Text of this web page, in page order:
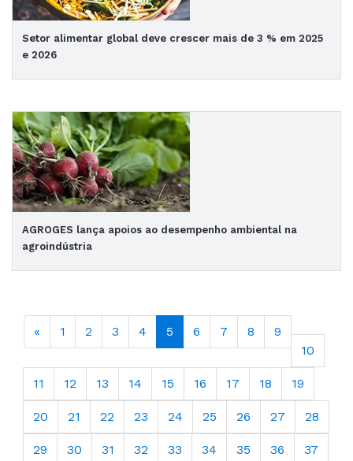
Setor alimentar global deve crescer mais de 3 % em 2025
e 2026
AGROGES lança apoios ao desempenho ambiental na
agroindústria
« 1 2 3 4 5 6 7 8
9
10
11 12 13 14 15 16 17 18 19
20 21 22 23 24 25 26 27 28
29 30 31 32 33 34 35 36 37